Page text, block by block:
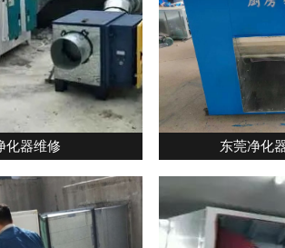
化器维修 东莞净化